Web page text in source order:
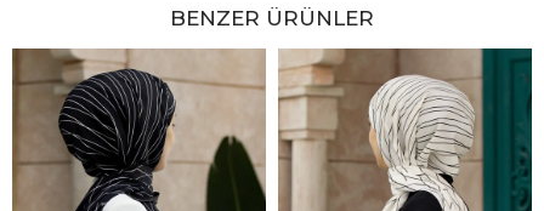
BENZER ÜRÜNLER